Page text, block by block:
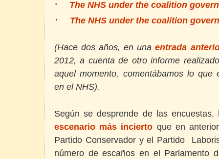
· The NHS under the coalition
· The NHS under the coalition
(Hace dos años, en unaentrada
2012, a cuenta de otro informe
aquel momento, comentábamos lo que
en el NHS).
Según se desprende de las
escenario más incierto que en
Partido Conservador y el Partido
número de escaños en el Parlamento